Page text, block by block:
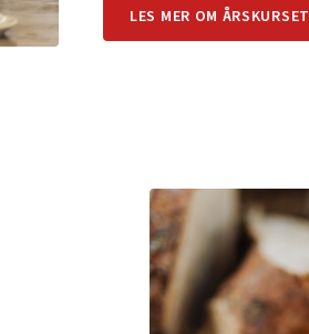
LES MER OM ÅRSKURSET